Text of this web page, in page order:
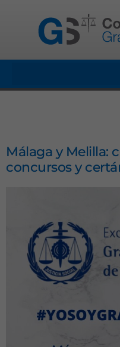
Málaga y Melilla:
concursos y